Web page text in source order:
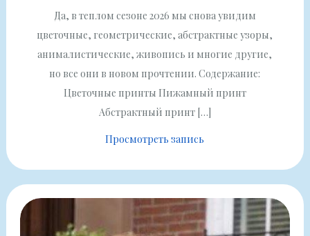
Да, в теплом сезоне 2026 мы снова увидим
цветочные, геометрические, абстрактные узоры,
анималистические, живопись и многие другие,
но все они в новом прочтении. Содержание:
Цветочные принты Пижамный принт
Абстрактный принт […]
Просмотреть запись